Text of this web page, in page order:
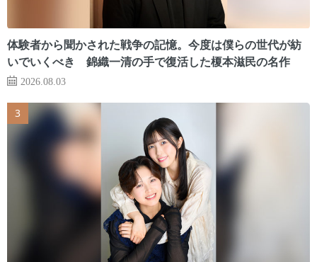
体験者から聞かされた戦争の記憶。今度は僕らの世代が紡
いでいくべき 錦織一清の手で復活した榎本滋民の名作
2026.08.03